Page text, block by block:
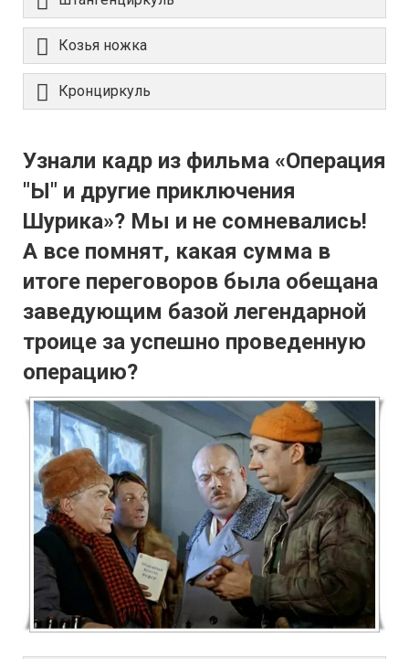
Козья ножка
Кронциркуль
Узнали кадр из фильма «Операция
"Ы" и другие приключения
Шурика»? Мы и не сомневались!
А все помнят, какая сумма в
итоге переговоров была обещана
заведующим базой легендарной
троице за успешно проведенную
операцию?